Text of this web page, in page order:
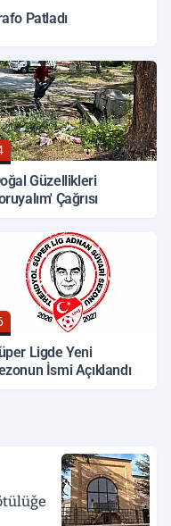
Patladı
Güzellikleri
Çağrısı
Ligde Yeni
İsmi Açıklandı